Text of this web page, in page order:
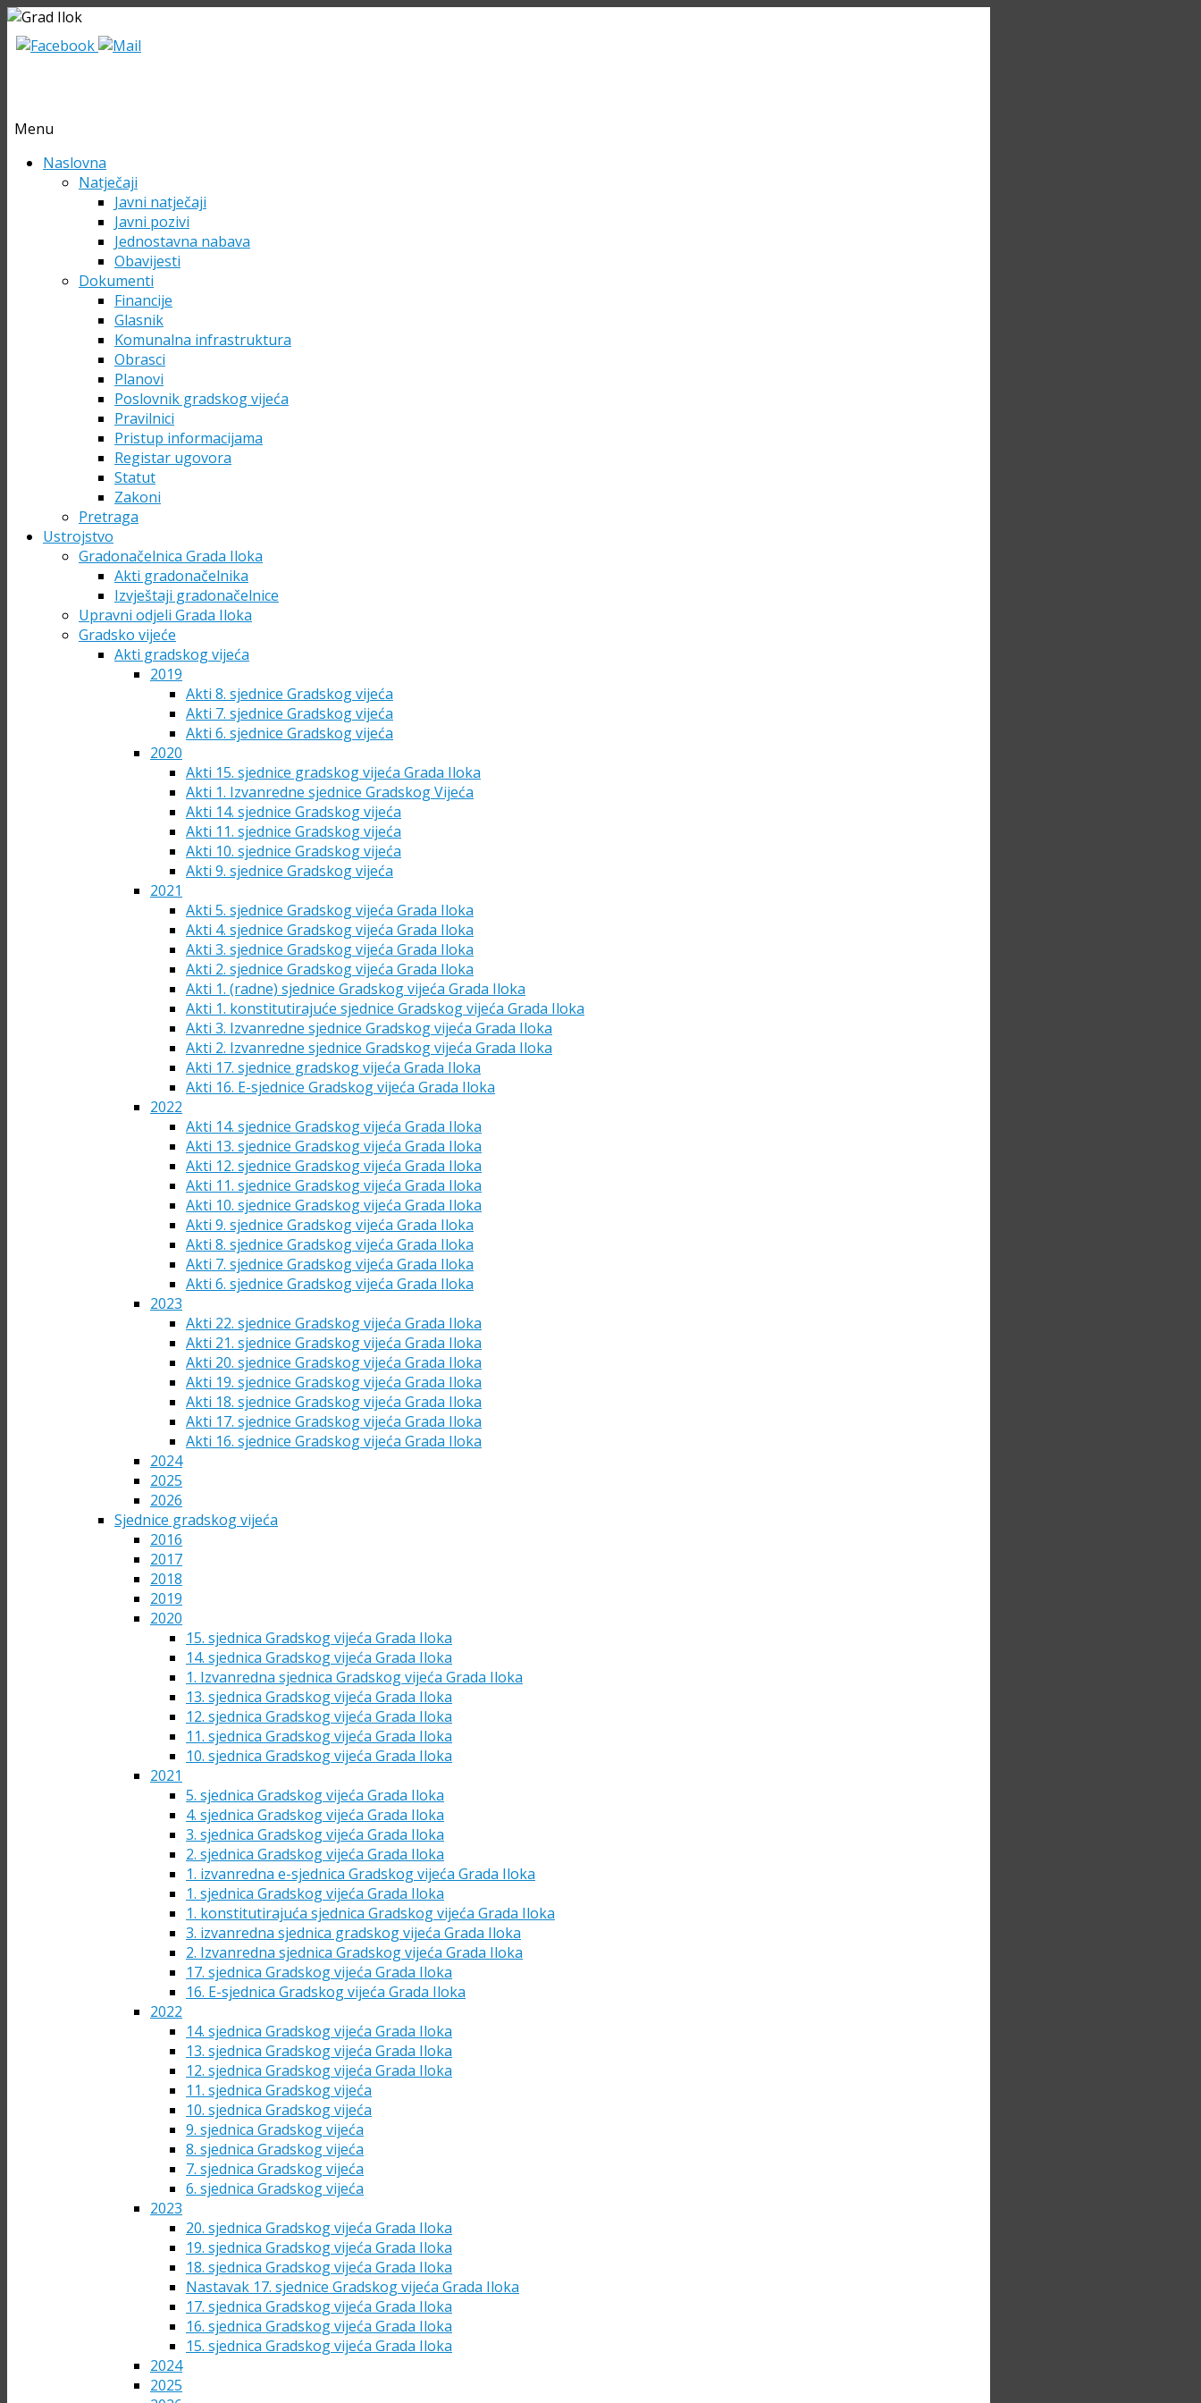
Menu
Skip Naslovna
Natječaji
Javni natječaji
Javni pozivi
Jednostavna nabava
Obavijesti
Dokumenti
Financije
Glasnik
Komunalna infrastruktura
Obrasci
Planovi
Poslovnik gradskog vijeća
Pravilnici
Pristup informacijama
Registar ugovora
Statut
Zakoni
Pretraga
Ustrojstvo
Gradonačelnica Grada Iloka
Akti gradonačelnika
Izvještaji gradonačelnice
Upravni odjeli Grada Iloka
Gradsko vijeće
Akti gradskog vijeća
2019
Akti 8. sjednice Gradskog vijeća
Akti 7. sjednice Gradskog vijeća
Akti 6. sjednice Gradskog vijeća
2020
Akti 15. sjednice gradskog vijeća Grada Iloka
Akti 1. Izvanredne sjednice Gradskog Vijeća
Akti 14. sjednice Gradskog vijeća
Akti 11. sjednice Gradskog vijeća
Akti 10. sjednice Gradskog vijeća
Akti 9. sjednice Gradskog vijeća
2021
Akti 5. sjednice Gradskog vijeća Grada Iloka
Akti 4. sjednice Gradskog vijeća Grada Iloka
Akti 3. sjednice Gradskog vijeća Grada Iloka
Akti 2. sjednice Gradskog vijeća Grada Iloka
Akti 1. (radne) sjednice Gradskog vijeća Grada Iloka
Akti 1. konstitutirajuće sjednice Gradskog vijeća Grada Iloka
Akti 3. Izvanredne sjednice Gradskog vijeća Grada Iloka
Akti 2. Izvanredne sjednice Gradskog vijeća Grada Iloka
Akti 17. sjednice gradskog vijeća Grada Iloka
Akti 16. E-sjednice Gradskog vijeća Grada Iloka
2022
Akti 14. sjednice Gradskog vijeća Grada Iloka
Akti 13. sjednice Gradskog vijeća Grada Iloka
Akti 12. sjednice Gradskog vijeća Grada Iloka
Akti 11. sjednice Gradskog vijeća Grada Iloka
Akti 10. sjednice Gradskog vijeća Grada Iloka
Akti 9. sjednice Gradskog vijeća Grada Iloka
Akti 8. sjednice Gradskog vijeća Grada Iloka
Akti 7. sjednice Gradskog vijeća Grada Iloka
Akti 6. sjednice Gradskog vijeća Grada Iloka
2023
Akti 22. sjednice Gradskog vijeća Grada Iloka
Akti 21. sjednice Gradskog vijeća Grada Iloka
Akti 20. sjednice Gradskog vijeća Grada Iloka
Akti 19. sjednice Gradskog vijeća Grada Iloka
Akti 18. sjednice Gradskog vijeća Grada Iloka
Akti 17. sjednice Gradskog vijeća Grada Iloka
Akti 16. sjednice Gradskog vijeća Grada Iloka
2024
2025
2026
Sjednice gradskog vijeća
2016
2017
2018
2019
2020
15. sjednica Gradskog vijeća Grada Iloka
14. sjednica Gradskog vijeća Grada Iloka
1. Izvanredna sjednica Gradskog vijeća Grada Iloka
13. sjednica Gradskog vijeća Grada Iloka
12. sjednica Gradskog vijeća Grada Iloka
11. sjednica Gradskog vijeća Grada Iloka
10. sjednica Gradskog vijeća Grada Iloka
2021
5. sjednica Gradskog vijeća Grada Iloka
4. sjednica Gradskog vijeća Grada Iloka
3. sjednica Gradskog vijeća Grada Iloka
2. sjednica Gradskog vijeća Grada Iloka
1. izvanredna e-sjednica Gradskog vijeća Grada Iloka
1. sjednica Gradskog vijeća Grada Iloka
1. konstitutirajuća sjednica Gradskog vijeća Grada Iloka
3. izvanredna sjednica gradskog vijeća Grada Iloka
2. Izvanredna sjednica Gradskog vijeća Grada Iloka
17. sjednica Gradskog vijeća Grada Iloka
16. E-sjednica Gradskog vijeća Grada Iloka
2022
14. sjednica Gradskog vijeća Grada Iloka
13. sjednica Gradskog vijeća Grada Iloka
12. sjednica Gradskog vijeća Grada Iloka
11. sjednica Gradskog vijeća
10. sjednica Gradskog vijeća
9. sjednica Gradskog vijeća
8. sjednica Gradskog vijeća
7. sjednica Gradskog vijeća
6. sjednica Gradskog vijeća
2023
20. sjednica Gradskog vijeća Grada Iloka
19. sjednica Gradskog vijeća Grada Iloka
18. sjednica Gradskog vijeća Grada Iloka
Nastavak 17. sjednice Gradskog vijeća Grada Iloka
17. sjednica Gradskog vijeća Grada Iloka
16. sjednica Gradskog vijeća Grada Iloka
15. sjednica Gradskog vijeća Grada Iloka
2024
2025